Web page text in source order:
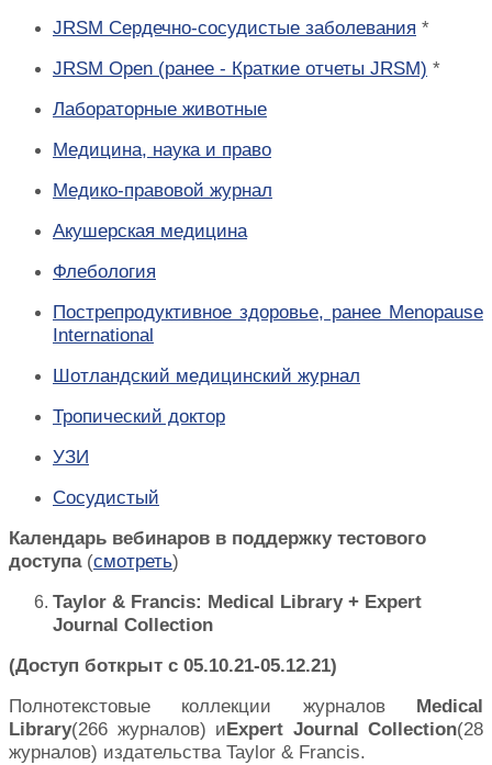
JRSM Сердечно-сосудистые заболевания *
JRSM Open (ранее - Краткие отчеты JRSM) *
Лабораторные животные
Медицина, наука и право
Медико-правовой журнал
Акушерская медицина
Флебология
Пострепродуктивное здоровье, ранее Menopause
International
Шотландский медицинский журнал
Тропический доктор
УЗИ
Сосудистый
Календарь вебинаров в поддержку тестового
доступа(смотреть)
Taylor & Francis: Medical Library + Expert
Journal Collection
(Доступ боткрыт с 05.10.21-05.12.21)
Полнотекстовые коллекции журналовMedical
Library(266 журналов) иExpert Journal Collection(28
журналов) издательства Taylor & Francis.